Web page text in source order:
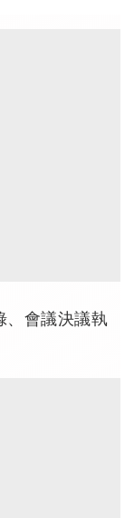
、會議決議執